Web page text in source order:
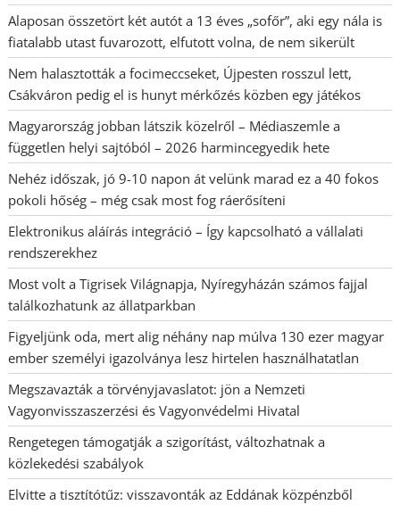
Alaposan összetört két autót a 13 éves „sofőr”, aki egy nála is
fiatalabb utast fuvarozott, elfutott volna, de nem sikerült
Nem halasztották a focimeccseket, Újpesten rosszul lett,
Csákváron pedig el is hunyt mérkőzés közben egy játékos
Magyarország jobban látszik közelről – Médiaszemle a
független helyi sajtóból – 2026 harmincegyedik hete
Nehéz időszak, jó 9-10 napon át velünk marad ez a 40 fokos
pokoli hőség – még csak most fog ráerősíteni
Elektronikus aláírás integráció – Így kapcsolható a vállalati
rendszerekhez
Most volt a Tigrisek Világnapja, Nyíregyházán számos fajjal
találkozhatunk az állatparkban
Figyeljünk oda, mert alig néhány nap múlva 130 ezer magyar
ember személyi igazolványa lesz hirtelen használhatatlan
Megszavazták a törvényjavaslatot: jön a Nemzeti
Vagyonvisszaszerzési és Vagyonvédelmi Hivatal
Rengetegen támogatják a szigorítást, változhatnak a
közlekedési szabályok
Elvitte a tisztítótűz: visszavonták az Eddának közpénzből